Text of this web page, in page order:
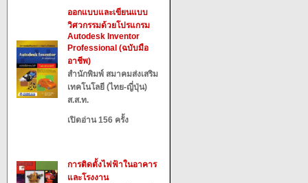
ออกแบบและเขียนแบบ
วิศวกรรมด้วยโปรแกรม
Autodesk Inventor
Professional (ฉบับมือ
อาชีพ)
สำนักพิมพ์ สมาคมส่งเสริม
เทคโนโลยี (ไทย-ญี่ปุ่น)
ส.ส.ท.
เปิดอ่าน 156 ครั้ง
การติดตั้งไฟฟ้าในอาคาร
และโรงงาน